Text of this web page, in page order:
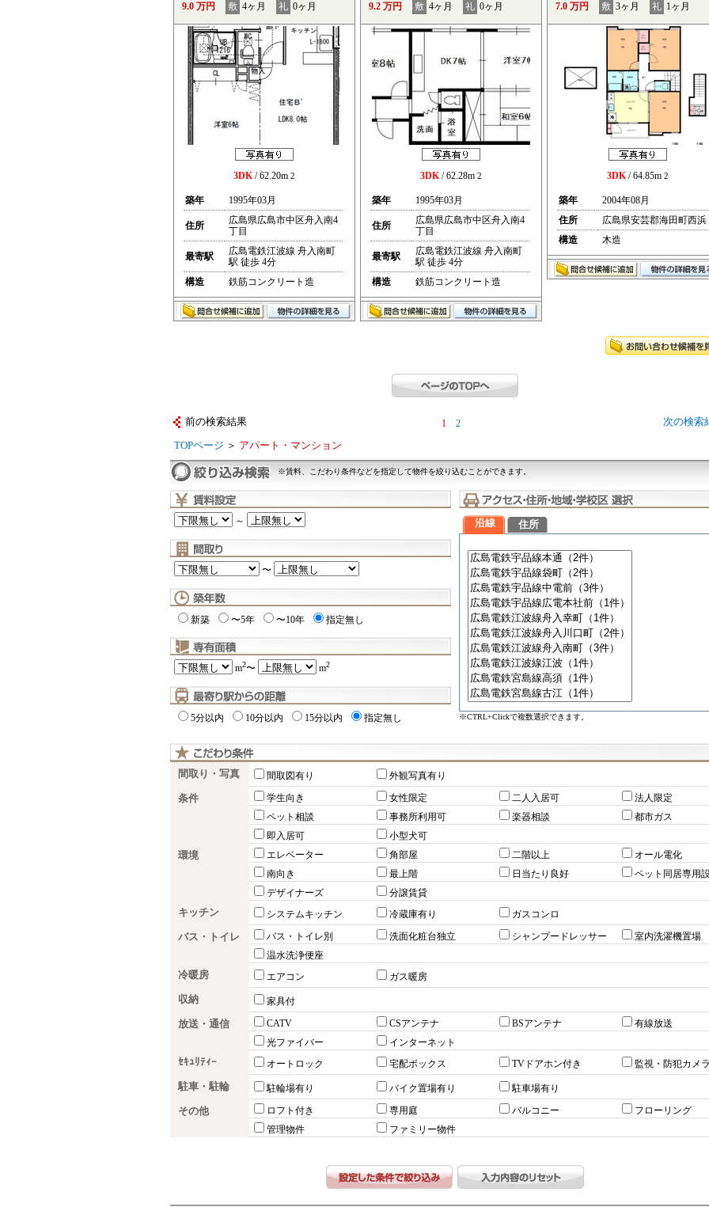
9.0 万円 敷 4ヶ月 礼 0ヶ月
3DK/ 62.20m 2
築年 1995年03月
住所
広島県広島市中区舟入南4
丁目
最寄駅
広島電鉄江波線 舟入南町
駅 徒歩 4分
構造
鉄筋コンクリート造
9.2 万円 敷 4ヶ月 礼 0ヶ月
3DK/ 62.28m 2
築年 1995年03月
住所
広島県広島市中区舟入南4
丁目
最寄駅
広島電鉄江波線 舟入南町
駅 徒歩 4分
構造
鉄筋コンクリート造
7.0 万円 敷 3ヶ月 礼 1ヶ月
3DK/ 64.85m 2
築年
2004年08月
住所
広島県安芸郡海田町西浜
構造
木造
前の検索結果 1 2 次の検索
TOPページ ＞ アパート・マンション
※賃料、こだわり条件などを指定して物件を絞り込むことができます。
～
〜
新築 〜5年 〜10年 指定無し
m2〜 m2
5分以内 10分以内 15分以内 指定無し
沿線 住所
※CTRL+Clickで複数選択できます。
間取り・写真 間取図有り 外観写真有り
条件 学生向き 女性限定 二人入居可
法人限定
ペット相談
事務所利用可 楽器相談
都市ガス
即入居可
小型犬可
環境 エレベーター 角部屋 二階以上
オール電化
南向き
最上階 日当たり良好
ペット同居専用
デザイナーズ
分譲賃貸
キッチン システムキッチン 冷蔵庫有り ガスコンロ
バス・トイレ バス・トイレ別 洗面化粧台独立 シャンプードレッサー
室内洗濯機置場
温水洗浄便座
冷暖房 エアコン ガス暖房
収納 家具付
放送・通信 CATV CSアンテナ BSアンテナ
有線放送
光ファイバー
インターネット
ｾｷｭﾘﾃｨｰ オートロック 宅配ボックス TVドアホン付き 監視・防犯カメ
駐車・駐輪 駐輪場有り バイク置場有り 駐車場有り
その他 ロフト付き 専用庭 バルコニー
フローリング
管理物件
ファミリー物件